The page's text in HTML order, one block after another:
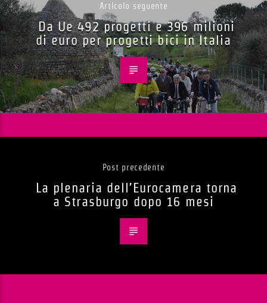
Articolo seguente
Da Ue 492 progetti e 396 milioni
di euro per progetti bici in Italia
Post precedente
La plenaria dell’Eurocamera torna
a Strasburgo dopo 16 mesi